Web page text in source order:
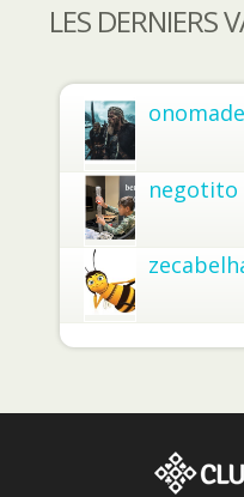
LES DERNIERS
negotito